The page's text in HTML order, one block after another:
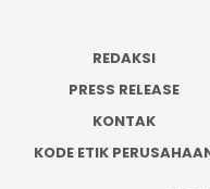
REDAKSI
PRESS RELEASE
KONTAK
KODE ETIK